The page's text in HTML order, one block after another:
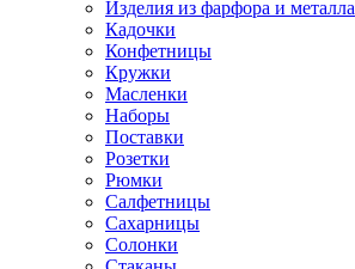
Изделия из фарфора и металла
Кадочки
Конфетницы
Кружки
Масленки
Наборы
Поставки
Розетки
Рюмки
Салфетницы
Сахарницы
Солонки